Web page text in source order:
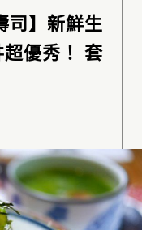
司】新鮮生
優秀！ 套